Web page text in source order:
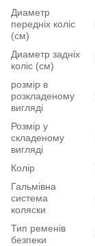
Диаметр
передніх коліс
(см)
Диаметр задніх
коліс (см)
розмір в
розкладеному
вигляді
Розмір у
складеному
вигляді
Колір
Гальмівна
система
коляски
Тип ременів
безпеки